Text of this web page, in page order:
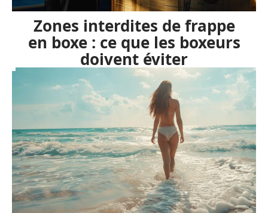
Zones interdites de frappe
en boxe : ce que les boxeurs
doivent éviter